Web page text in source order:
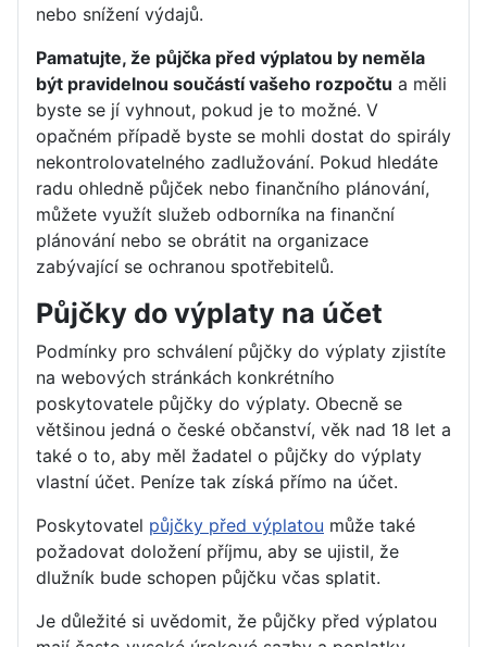
nebo snížení výdajů.
Pamatujte, že půjčka před výplatou by neměla
být pravidelnou součástí vašeho rozpočtu a měli
byste se jí vyhnout, pokud je to možné. V
opačném případě byste se mohli dostat do spirály
nekontrolovatelného zadlužování. Pokud hledáte
radu ohledně půjček nebo finančního plánování,
můžete využít služeb odborníka na finanční
plánování nebo se obrátit na organizace
zabývající se ochranou spotřebitelů.
Půjčky do výplaty na účet
Podmínky pro schválení půjčky do výplaty zjistíte
na webových stránkách konkrétního
poskytovatele půjčky do výplaty. Obecně se
většinou jedná o české občanství, věk nad 18 let a
také o to, aby měl žadatel o půjčky do výplaty
vlastní účet. Peníze tak získá přímo na účet.
Poskytovatel půjčky před výplatou může také
požadovat doložení příjmu, aby se ujistil, že
dlužník bude schopen půjčku včas splatit.
Je důležité si uvědomit, že půjčky před výplatou